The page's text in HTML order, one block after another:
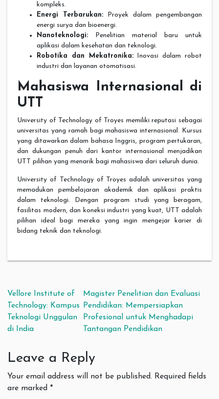
kompleks.
Energi Terbarukan: Proyek dalam pengembangan
energi surya dan bioenergi.
Nanoteknologi: Penelitian material baru untuk
aplikasi dalam kesehatan dan teknologi.
Robotika dan Mekatronika:Inovasi dalam robot
industri dan layanan otomatisasi.
Mahasiswa Internasional di
UTT
University of Technology of Troyes memiliki reputasi sebagai
universitas yang ramah bagi mahasiswa internasional. Kursus
yang ditawarkan dalam bahasa Inggris, program pertukaran,
dan dukungan penuh dari kantor internasional menjadikan
UTT pilihan yang menarik bagi mahasiswa dari seluruh dunia.
University of Technology of Troyes adalah universitas yang
memadukan pembelajaran akademik dan aplikasi praktis
dalam teknologi. Dengan program studi yang beragam,
fasilitas modern, dan koneksi industri yang kuat, UTT adalah
pilihan ideal bagi mereka yang ingin mengejar karier di
bidang teknik dan teknologi.
Post navigation
Vellore Institute of
Technology: Kampus
Teknologi Unggulan
di India
Magister Penelitian dan Evaluasi
Pendidikan: Mempersiapkan
Profesional untuk Menghadapi
Tantangan Pendidikan
Leave a Reply
Your email address will not be published. Required fields
are marked *